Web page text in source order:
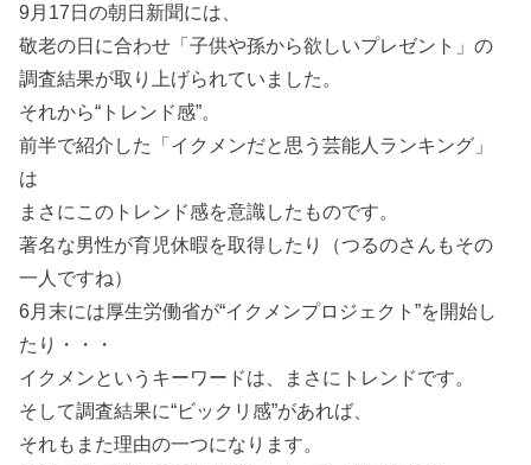
9月17日の朝日新聞には、
敬老の日に合わせ「子供や孫から欲しいプレゼント」の
調査結果が取り上げられていました。
それから“トレンド感”。
前半で紹介した「イクメンだと思う芸能人ランキング」
は
まさにこのトレンド感を意識したものです。
著名な男性が育児休暇を取得したり（つるのさんもその
一人ですね）
6月末には厚生労働省が“イクメンプロジェクト”を開始し
たり・・・
イクメンというキーワードは、まさにトレンドです。
そして調査結果に“ビックリ感”があれば、
それもまた理由の一つになります。